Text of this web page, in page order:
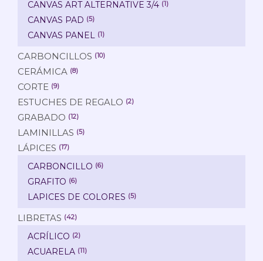
CANVAS ART ALTERNATIVE 3/4 (1)
CANVAS PAD (5)
CANVAS PANEL (1)
CARBONCILLOS (10)
CERÁMICA (8)
CORTE (9)
ESTUCHES DE REGALO (2)
GRABADO (12)
LAMINILLAS (5)
LÁPICES (17)
CARBONCILLO (6)
GRAFITO (6)
LAPICES DE COLORES (5)
LIBRETAS (42)
ACRÍLICO (2)
ACUARELA (11)